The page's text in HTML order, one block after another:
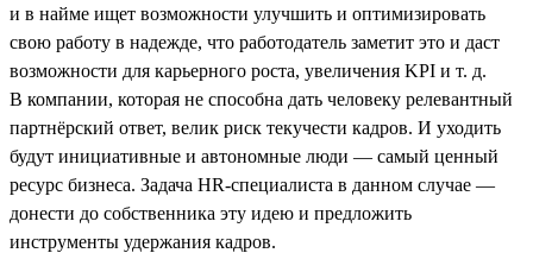
и в найме ищет возможности улучшить и оптимизировать
свою работу в надежде, что работодатель заметит это и даст
возможности для карьерного роста, увеличения KPI и т. д.
В компании, которая не способна дать человеку релевантный
партнёрский ответ, велик риск текучести кадров. И уходить
будут инициативные и автономные люди — самый ценный
ресурс бизнеса. Задача HR-специалиста в данном случае —
донести до собственника эту идею и предложить
инструменты удержания кадров.